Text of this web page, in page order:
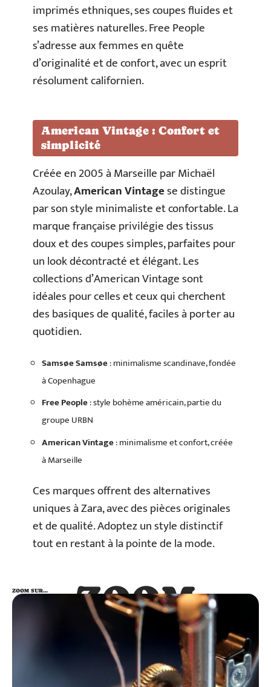
imprimés ethniques, ses coupes fluides et
ses matières naturelles. Free People
s’adresse aux femmes en quête
d’originalité et de confort, avec un esprit
résolument californien.
American Vintage : Confort et
simplicité
Créée en 2005 à Marseille par Michaël
Azoulay,American Vintagese distingue
par son style minimaliste et confortable. La
marque française privilégie des tissus
doux et des coupes simples, parfaites pour
un look décontracté et élégant. Les
collections d’American Vintage sont
idéales pour celles et ceux qui cherchent
des basiques de qualité, faciles à porter au
quotidien.
Samsøe Samsøe: minimalisme scandinave, fondée
à Copenhague
Free People: style bohème américain, partie du
groupe URBN
American Vintage: minimalisme et confort, créée
à Marseille
Ces marques offrent des alternatives
uniques à Zara, avec des pièces originales
et de qualité. Adoptez un style distinctif
tout en restant à la pointe de la mode.
ZOOM
SUR…
ZOOM SUR…